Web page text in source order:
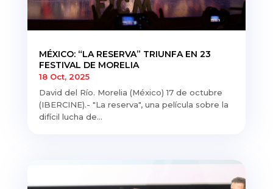
MÉXICO: “LA RESERVA” TRIUNFA EN 23
FESTIVAL DE MORELIA
18 Oct, 2025
David del Río. Morelia (México) 17 de octubre
(IBERCINE).- "La reserva", una película sobre la
difícil lucha de...